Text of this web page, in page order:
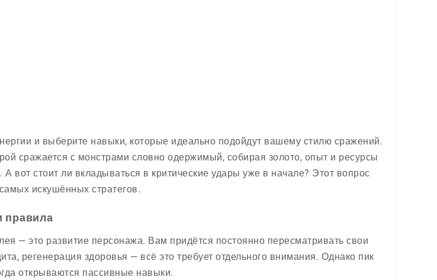
и выберите навыки, которые идеально подойдут вашему стилю сражений.
сражается с монстрами словно одержимый, собирая золото, опыт и ресурсы
вот стоит ли вкладываться в критические удары уже в начале? Этот вопрос
искушённых стратегов.
— это развитие персонажа. Вам придётся постоянно пересматривать свои
регенерация здоровья — всё это требует отдельного внимания. Однако пик
открываются пассивные навыки.